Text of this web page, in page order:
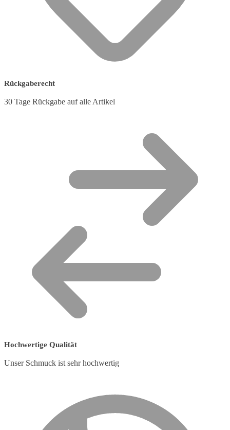
Rückgaberecht
30 Tage Rückgabe auf alle Artikel
Hochwertige Qualität
Unser Schmuck ist sehr hochwertig